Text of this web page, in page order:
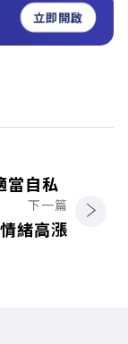
立即開啟
當自私
下一篇
緒高漲